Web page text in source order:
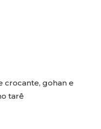
crocante, gohan e
tarê